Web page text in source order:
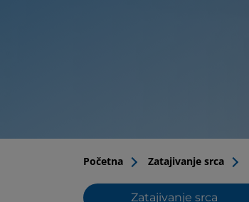
Početna Zatajivanje srca
Zatajivanje srca